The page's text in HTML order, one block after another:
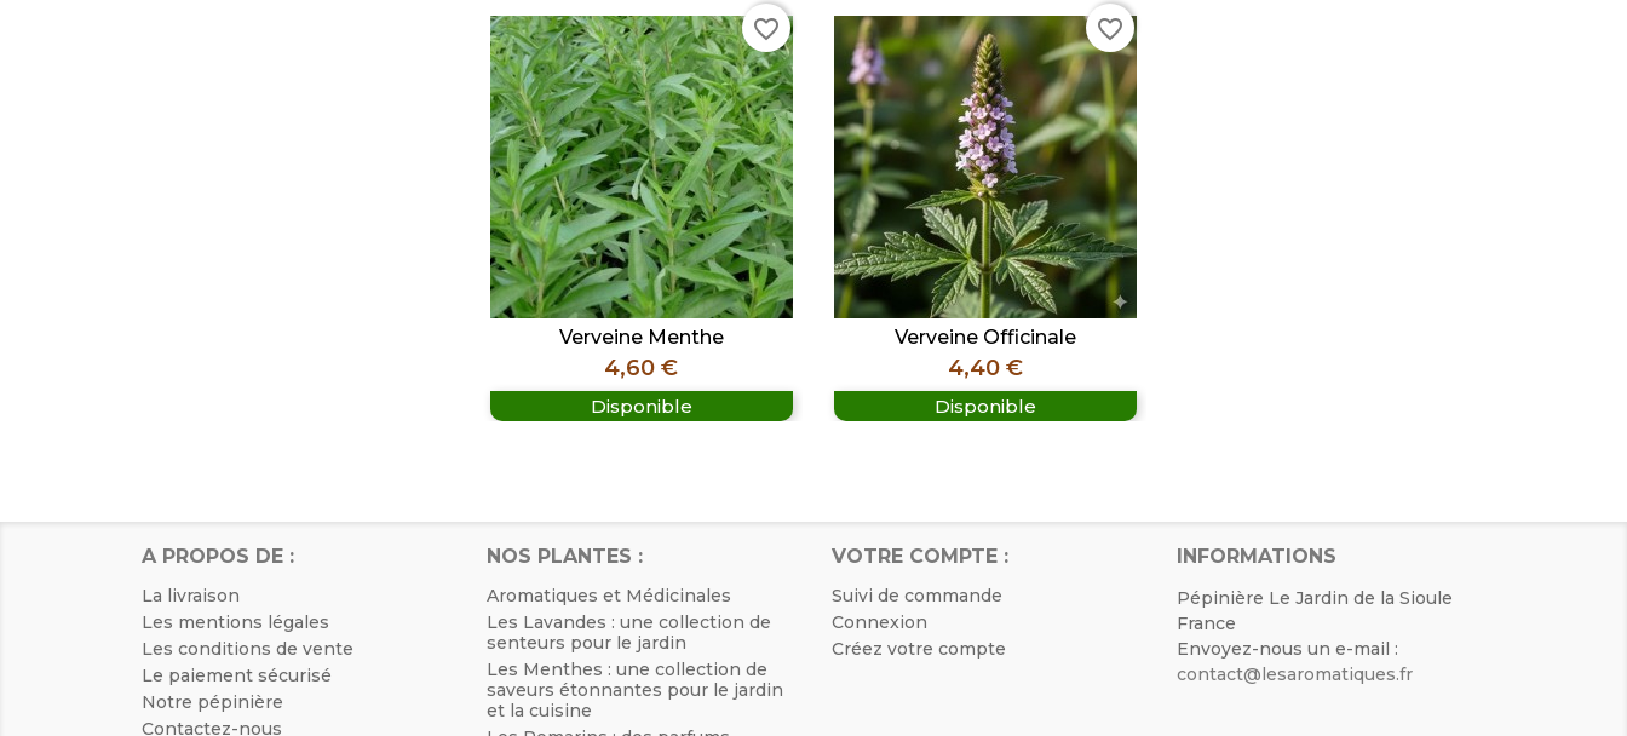
Verveine Menthe
Prix
4,60 €
Disponible
favorite_border
Verveine Officinale
Prix
4,40 €
Disponible
favorite_border
A PROPOS DE :
La livraison
Les mentions légales
Les conditions de vente
Le paiement sécurisé
Notre pépinière
Contactez-nous
NOS PLANTES :
Aromatiques et Médicinales
Les Lavandes : une collection de
senteurs pour le jardin
Les Menthes : une collection de
saveurs étonnantes pour le jardin
et la cuisine
VOTRE COMPTE :
Suivi de commande
Connexion
Créez votre compte
INFORMATIONS
Pépinière Le Jardin de la Sioule
France
Envoyez-nous un e-mail :
contact@lesaromatiques.fr